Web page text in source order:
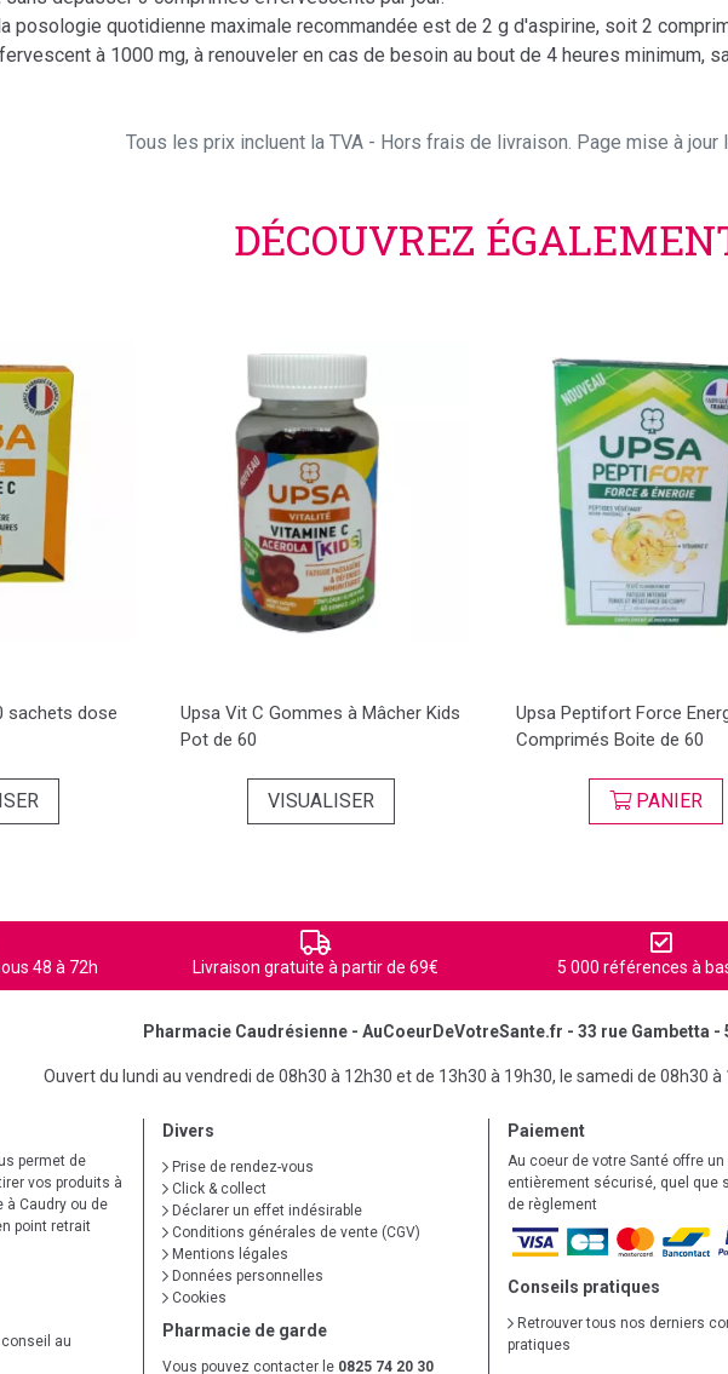
posologie quotidienne maximale recommandée est de 2 g d'aspirine, soit 2
à 1000 mg, à renouveler en cas de besoin au bout de 4 heures minimum,
Tous les prix incluent la TVA - Hors frais de livraison. Page mise à
DÉCOUVREZ
sachets dose
Upsa Vit C Gommes à Mâcher Kids
Pot de 60
VISUALISER
Upsa Peptifort Force
Comprimés Boite de 60
PANIER
48 à 72h Livraison gratuite à partir de 69€ 5 000 références à
Pharmacie Caudrésienne - AuCoeurDeVotreSante.fr - 33 rue Gambetta -
Ouvert du lundi au vendredi de 08h30 à 12h30 et de 13h30 à 19h30, le samedi de 08h30
permet de
vos produits à
à Caudry ou de
point retrait
au
Divers
Prise de rendez-vous
Click & collect
Déclarer un effet indésirable
Conditions générales de vente (CGV)
Mentions légales
Données personnelles
Cookies
Pharmacie de garde
Vous pouvez contacter le 0825 74 20 30
Paiement
Au coeur de votre Santé offre
entièrement sécurisé, quel que
de règlement
Conseils pratiques
Retrouver tous nos derniers
pratiques